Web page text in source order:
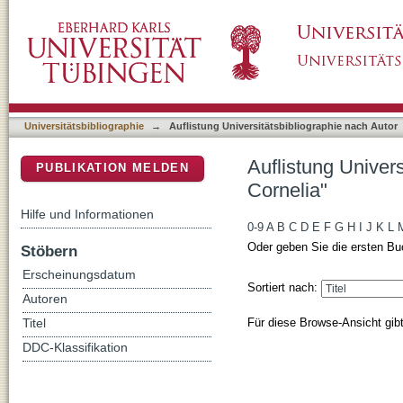
Universitätsbibliographie → Auflistung Universitätsbibliographie nach Autor
Auflistung
Cornelia"
0-9 A B C D E F G H J K L
Oder geben Sie die ersten
Sortiert nach:
Für diese Browse-Ansicht
PUBLIKATION MELDEN
Hilfe und Informationen
Stöbern
Erscheinungsdatum
Autoren
Titel
DDC-Klassifikation